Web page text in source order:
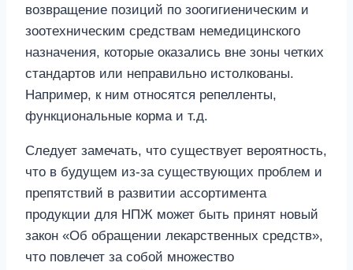
возвращение позиций по зоогигиеническим и
зоотехническим средствам немедицинского
назначения, которые оказались вне зоны четких
стандартов или неправильно истолкованы.
Например, к ним относятся репелленты,
функциональные корма и т.д.
Следует замечать, что существует вероятность,
что в будущем из-за существующих проблем и
препятствий в развитии ассортимента
продукции для НПЖ может быть принят новый
закон «Об обращении лекарственных средств»,
что повлечет за собой множество